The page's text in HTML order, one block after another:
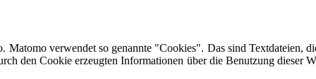
Matomo verwendet so genannte "Cookies". Das sind Textdateien,
den Cookie erzeugten Informationen über die Benutzung dieser